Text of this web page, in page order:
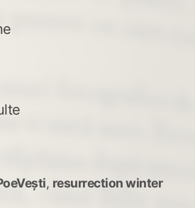
, resurrection winter